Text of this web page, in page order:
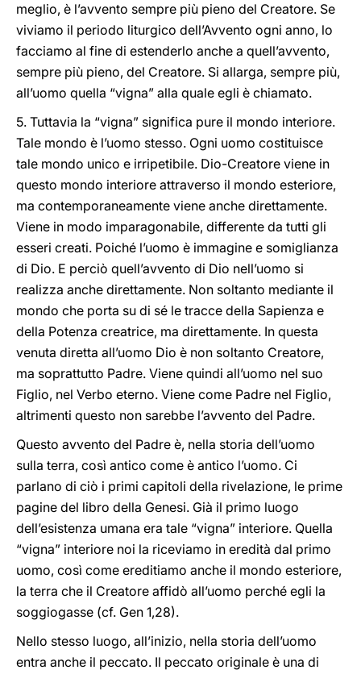
meglio, è l’avvento sempre più pieno del Creatore. Se
viviamo il periodo liturgico dell’Avvento ogni anno, lo
facciamo al fine di estenderlo anche a quell’avvento,
sempre più pieno, del Creatore. Si allarga, sempre più,
all’uomo quella “vigna” alla quale egli è chiamato.
5. Tuttavia la “vigna” significa pure il mondo interiore.
Tale mondo è l’uomo stesso. Ogni uomo costituisce
tale mondo unico e irripetibile. Dio-Creatore viene in
questo mondo interiore attraverso il mondo esteriore,
ma contemporaneamente viene anche direttamente.
Viene in modo imparagonabile, differente da tutti gli
esseri creati. Poiché l’uomo è immagine e somiglianza
di Dio. E perciò quell’avvento di Dio nell’uomo si
realizza anche direttamente. Non soltanto mediante il
mondo che porta su di sé le tracce della Sapienza e
della Potenza creatrice, ma direttamente. In questa
venuta diretta all’uomo Dio è non soltanto Creatore,
ma soprattutto Padre. Viene quindi all’uomo nel suo
Figlio, nel Verbo eterno. Viene come Padre nel Figlio,
altrimenti questo non sarebbe l’avvento del Padre.
Questo avvento del Padre è, nella storia dell’uomo
sulla terra, così antico come è antico l’uomo. Ci
parlano di ciò i primi capitoli della rivelazione, le prime
pagine del libro della Genesi. Già il primo luogo
dell’esistenza umana era tale “vigna” interiore. Quella
“vigna” interiore noi la riceviamo in eredità dal primo
uomo, così come ereditiamo anche il mondo esteriore,
la terra che il Creatore affidò all’uomo perché egli la
soggiogasse (cf. Gen 1,28).
Nello stesso luogo, all’inizio, nella storia dell’uomo
entra anche il peccato. Il peccato originale è una di